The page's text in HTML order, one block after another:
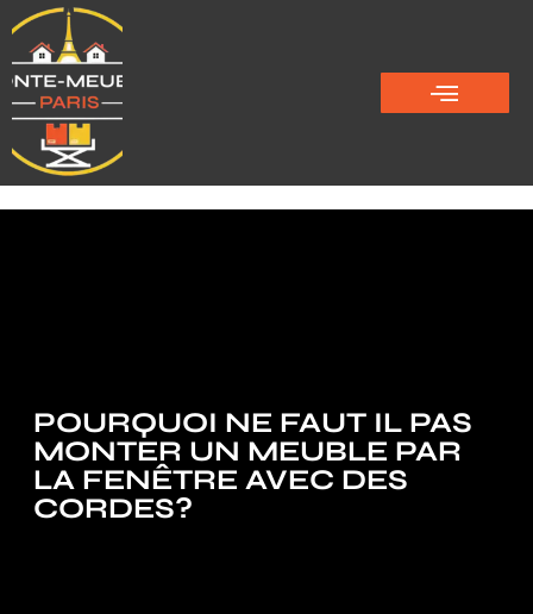
POURQUOI NE FAUT IL PAS
MONTER UN MEUBLE PAR
LA FENÊTRE AVEC DES
CORDES?